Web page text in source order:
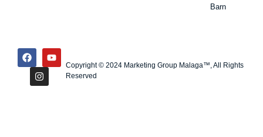
Barn
Copyright © 2024 Marketing Group Malaga™, All Rights
Reserved